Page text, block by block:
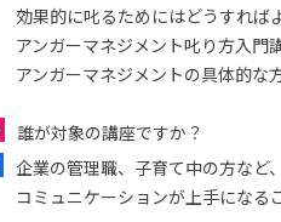
効果的に叱るためにはどうすれば
アンガーマネジメント叱り方入門
アンガーマネジメントの具体的な
誰が対象の講座ですか？
企業の管理職、子育て中の方など
コミュニケーションが上手になる